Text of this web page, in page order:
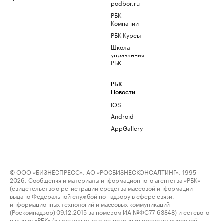
podbor.ru
РБК
Компании
РБК Курсы
Школа
управления
РБК
РБК
Новости
iOS
Android
AppGallery
© ООО «БИЗНЕСПРЕСС», АО «РОСБИЗНЕСКОНСАЛТИНГ», 1995–
2026. Сообщения и материалы информационного агентства «РБК»
(свидетельство о регистрации средства массовой информации
выдано Федеральной службой по надзору в сфере связи,
информационных технологий и массовых коммуникаций
(Роскомнадзор) 09.12.2015 за номером ИА №ФС77-63848) и сетевого